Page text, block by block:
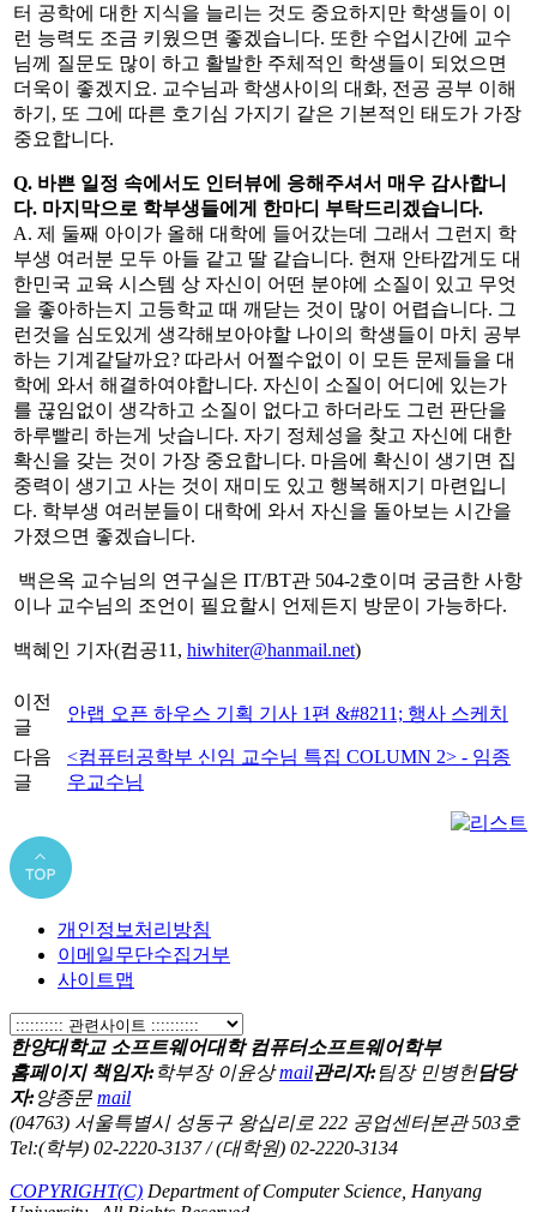
터 공학에 대한 지식을 늘리는 것도 중요하지만 학생들이 이
런 능력도 조금 키웠으면 좋겠습니다. 또한 수업시간에 교수
님께 질문도 많이 하고 활발한 주체적인 학생들이 되었으면
더욱이 좋겠지요. 교수님과 학생사이의 대화, 전공 공부 이해
하기, 또 그에 따른 호기심 가지기 같은 기본적인 태도가 가장
중요합니다.
Q. 바쁜 일정 속에서도 인터뷰에 응해주셔서 매우 감사합니
다. 마지막으로 학부생들에게 한마디 부탁드리겠습니다.
A. 제 둘째 아이가 올해 대학에 들어갔는데 그래서 그런지 학
부생 여러분 모두 아들 같고 딸 같습니다. 현재 안타깝게도 대
한민국 교육 시스템 상 자신이 어떤 분야에 소질이 있고 무엇
을 좋아하는지 고등학교 때 깨닫는 것이 많이 어렵습니다. 그
런것을 심도있게 생각해보아야할 나이의 학생들이 마치 공부
하는 기계같달까요? 따라서 어쩔수없이 이 모든 문제들을 대
학에 와서 해결하여야합니다. 자신이 소질이 어디에 있는가
를 끊임없이 생각하고 소질이 없다고 하더라도 그런 판단을
하루빨리 하는게 낫습니다. 자기 정체성을 찾고 자신에 대한
확신을 갖는 것이 가장 중요합니다. 마음에 확신이 생기면 집
중력이 생기고 사는 것이 재미도 있고 행복해지기 마련입니
다. 학부생 여러분들이 대학에 와서 자신을 돌아보는 시간을
가졌으면 좋겠습니다.
백은옥 교수님의 연구실은 IT/BT관 504-2호이며 궁금한 사항
이나 교수님의 조언이 필요할시 언제든지 방문이 가능하다.
백혜인 기자(컴공11, hiwhiter@hanmail.net)
이전
글
안랩 오픈 하우스 기획 기사 1편 &#8211; 행사 스케치
다음
글
<컴퓨터공학부 신임 교수님 특집 COLUMN 2> - 임종
우교수님
개인정보처리방침
이메일무단수집거부
사이트맵
한양대학교 소프트웨어대학 컴퓨터소프트웨어학부
홈페이지 책임자:학부장 이윤상mail관리자:팀장 민병헌담당
자:양종문 mail
(04763) 서울특별시 성동구 왕십리로 222 공업센터본관 503호
Tel:(학부) 02-2220-3137 / (대학원) 02-2220-3134
COPYRIGHT(C) Department of Computer Science, Hanyang